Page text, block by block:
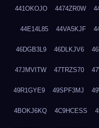
441OKOJO 4474ZR0W
44E14L85 44VA5KJF
46DGB3L9 46DLKJV6
47JMVITW 47TRZS70
49R1GYE9 49SPF3MJ
4BOKJ6KQ 4C9HCESS